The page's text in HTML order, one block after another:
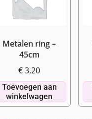
Metalen ring –
45cm
€3,20
Toevoegen aan
winkelwagen